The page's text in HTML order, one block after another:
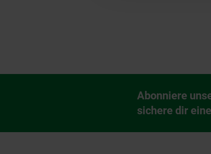
Newsletter
Abonniere
sichere dir